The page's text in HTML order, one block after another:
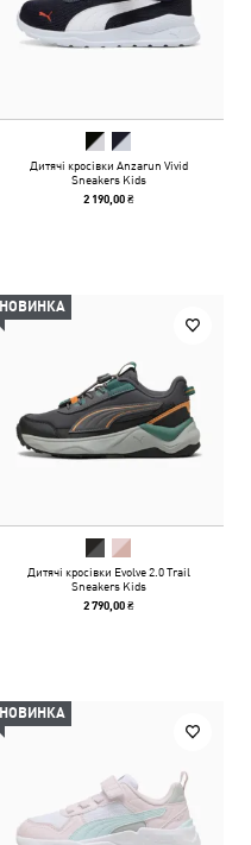
Дитячі кросівки Anzarun Vivid
Sneakers Kids
2 190,00 ₴
НОВИНКА
Дитячі кросівки Evolve 2.0 Trail
Sneakers Kids
2 790,00 ₴
НОВИНКА